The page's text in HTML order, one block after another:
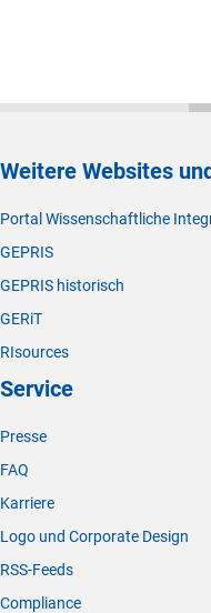
Weitere Websites
Portal Wissenschaftliche
GEPRIS
GEPRIS historisch
GERiT
RIsources
Service
Presse
FAQ
Karriere
Logo und Corporate Design
RSS-Feeds
Compliance